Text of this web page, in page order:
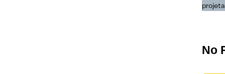
No